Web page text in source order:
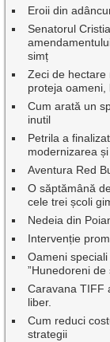
Eroii din
Senatorul
simț
Zeci de hectare
proteja oameni,
Cum arată un
inutil
Petrila a
modernizarea
Aventura Red
O săptămână
cele trei școli
Nedeia din
Intervenție
Oameni
”Hunedoreni de
Caravana TIFF
liber.
Cum reduci
strategii